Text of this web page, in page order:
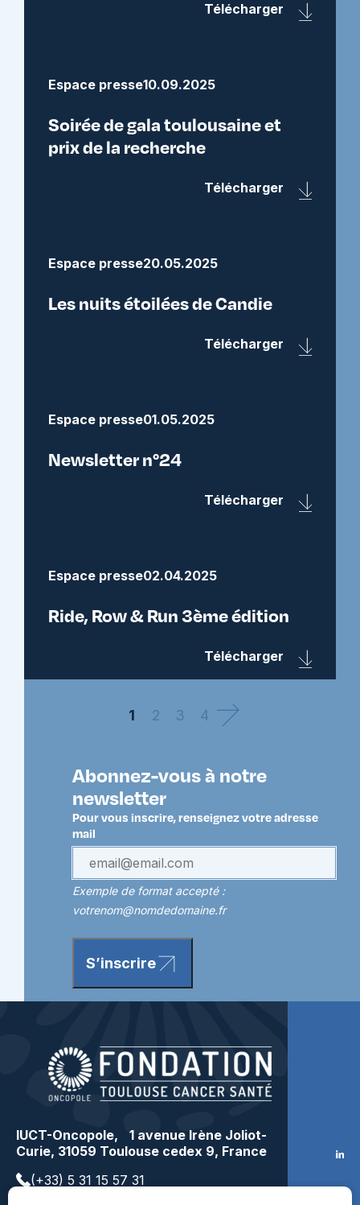
Télécharger
Espace presse10.09.2025
Soirée de gala toulousaine et
prix de la recherche
Télécharger
Espace presse20.05.2025
Les nuits étoilées de Candie
Télécharger
Espace presse01.05.2025
Newsletter n°24
Télécharger
Espace presse02.04.2025
Ride, Row & Run 3ème édition
Télécharger
1 2 3 4
Abonnez-vous à notre
newsletter
Pour vous inscrire, renseignez votre adresse
mail
Exemple de format accepté :
votrenom@nomdedomaine.fr
S’inscrire
IUCT-Oncopole, 1 avenue Irène Joliot-
Curie, 31059 Toulouse cedex 9, France
(+33) 5 31 15 57 31